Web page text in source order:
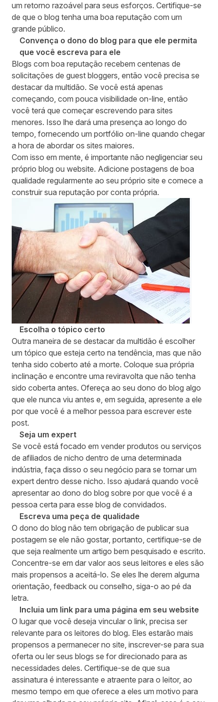
um retorno razoável para seus esforços. Certifique-se
de que o blog tenha uma boa reputação com um
grande público.
Convença o dono do blog para que ele permita
que você escreva para ele
Blogs com boa reputação recebem centenas de
solicitações de guest bloggers, então você precisa se
destacar da multidão. Se você está apenas
começando, com pouca visibilidade on-line, então
você terá que começar escrevendo para sites
menores. Isso lhe dará uma presença ao longo do
tempo, fornecendo um portfólio on-line quando chegar
a hora de abordar os sites maiores.
Com isso em mente, é importante não negligenciar seu
próprio blog ou website. Adicione postagens de boa
qualidade regularmente ao seu próprio site e comece a
construir sua reputação por conta própria.
Escolha o tópico certo
Outra maneira de se destacar da multidão é escolher
um tópico que esteja certo na tendência, mas que não
tenha sido coberto até a morte. Coloque sua própria
inclinação e encontre uma reviravolta que não tenha
sido coberta antes. Ofereça ao seu dono do blog algo
que ele nunca viu antes e, em seguida, apresente a ele
por que você é a melhor pessoa para escrever este
post.
Seja um expert
Se você está focado em vender produtos ou serviços
de afiliados de nicho dentro de uma determinada
indústria, faça disso o seu negócio para se tornar um
expert dentro desse nicho. Isso ajudará quando você
apresentar ao dono do blog sobre por que você é a
pessoa certa para esse blog de convidados.
Escreva uma peça de qualidade
O dono do blog não tem obrigação de publicar sua
postagem se ele não gostar, portanto, certifique-se de
que seja realmente um artigo bem pesquisado e escrito.
Concentre-se em dar valor aos seus leitores e eles são
mais propensos a aceitá-lo. Se eles lhe derem alguma
orientação, feedback ou conselho, siga-o ao pé da
letra.
Incluia um link para uma página em seu website
O lugar que você deseja vincular o link, precisa ser
relevante para os leitores do blog. Eles estarão mais
propensos a permanecer no site, inscrever-se para sua
oferta ou ler seus blogs se for direcionado para as
necessidades deles. Certifique-se de que sua
assinatura é interessante e atraente para o leitor, ao
mesmo tempo em que oferece a eles um motivo para